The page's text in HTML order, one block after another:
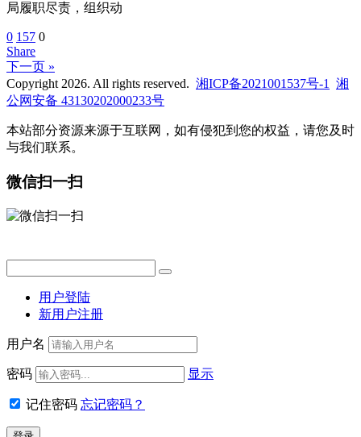
局履职尽责，组织动
0 157 0
Share
下一页 »
Copyright 2026. All rights reserved. 湘ICP备2021001537号-1
湘
公网安备 43130202000233号
本站部分资源来源于互联网，如有侵犯到您的权益，请您及时
与我们联系。
微信扫一扫
用户登陆
新用户注册
用户名
密码 显示
记住密码 忘记密码？